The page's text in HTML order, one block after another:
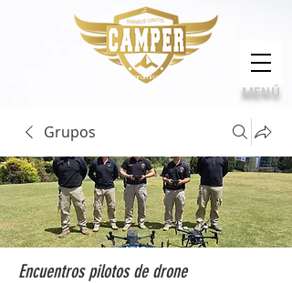
Calidad, compromiso e innovación
MENÚ
Grupos
Encuentros pilotos de drone